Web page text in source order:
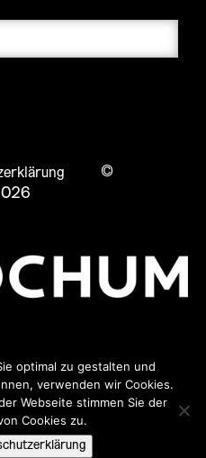
©
optimal zu gestalten und
verwenden wir Cookies.
Webseite stimmen Sie der
Cookies zu.